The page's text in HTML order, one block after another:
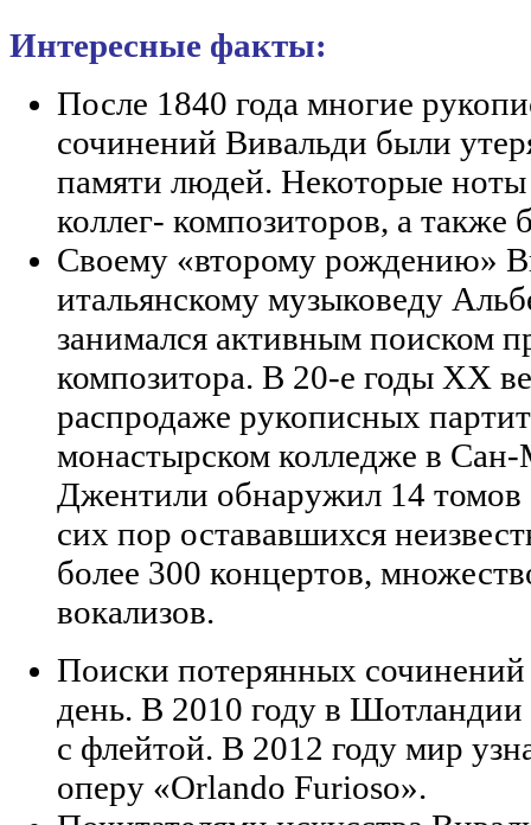
Интересные факты:
После 1840 года многие
сочинений Вивальди были
памяти людей. Некоторые ноты
коллег- композиторов, а также
Своему «второму рождению»
итальянскому музыковеду
занимался активным поиском
композитора. В 20-е годы XX
распродаже рукописных
монастырском колледже в
Джентили обнаружил 14
сих пор остававшихся
более 300 концертов,
вокализов.
Поиски потерянных сочинений
день. В 2010 году в
с флейтой. В 2012 году мир
оперу «Orlando Furioso».